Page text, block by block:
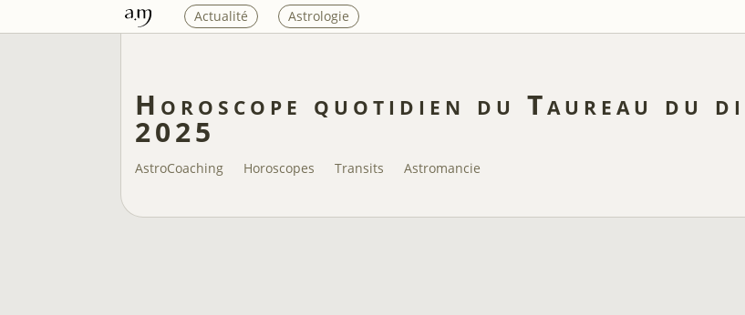
Actualité Astrologie
Horoscope quotidien du Taureau du
2025
AstroCoaching Horoscopes Transits Astromancie